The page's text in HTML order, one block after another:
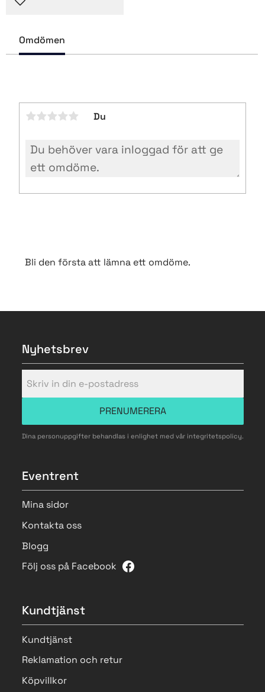
Omdömen
Du
Bli den första att lämna ett omdöme.
Lägg till i favoriter
Nyhetsbrev
PRENUMERERA
Dina personuppgifter behandlas i enlighet med vår integritetspolicy.
Eventrent
Mina sidor
Kontakta oss
Blogg
Följ oss på Facebook
Kundtjänst
Kundtjänst
Reklamation och retur
Köpvillkor